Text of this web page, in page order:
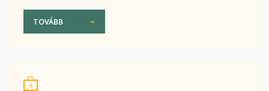
TOVÁBB